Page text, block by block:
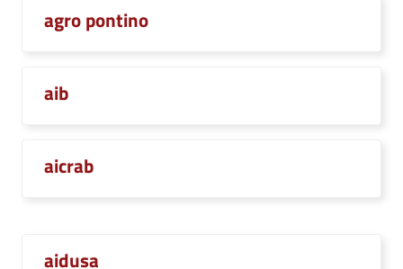
agro pontino
aib
aicrab
aidusa